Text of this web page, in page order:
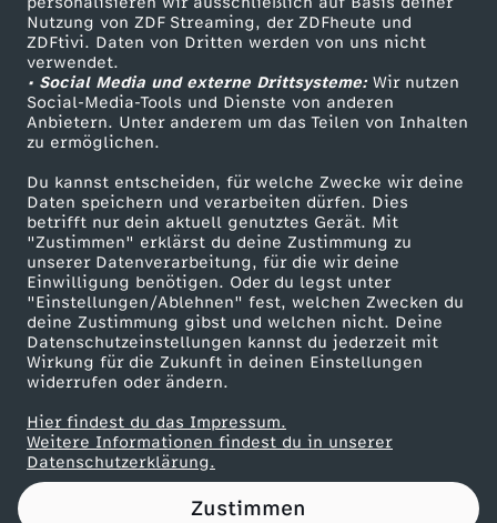
Nutzung von ZDF Streaming, der ZDFheute und
ZDFtivi. Daten von Dritten werden von uns nicht
verwendet.
• Social Media und externe Drittsysteme:Wir nutzen
Social-Media-Tools und Dienste von anderen
Anbietern. Unter anderem um das Teilen von Inhalten
zu ermöglichen.
Du kannst entscheiden, für welche Zwecke wir deine
Daten speichern und verarbeiten dürfen. Dies
betrifft nur dein aktuell genutztes Gerät. Mit
"Zustimmen" erklärst du deine Zustimmung zu
unserer Datenverarbeitung, für die wir deine
Einwilligung benötigen. Oder du legst unter
"Einstellungen/Ablehnen" fest, welchen Zwecken du
deine Zustimmung gibst und welchen nicht. Deine
Datenschutzeinstellungen kannst du jederzeit mit
Wirkung für die Zukunft in deinen Einstellungen
widerrufen oder ändern.
Hier findest du das Impressum.
Weitere Informationen findest du in unserer
Datenschutzerklärung.
Zustimmen
B
a
r
m
a
n
n
w
i
ZDF Unternehmen
Karriere
ZDF goes Schule
Werbefernsehen
Mainzelmännchen
Partner